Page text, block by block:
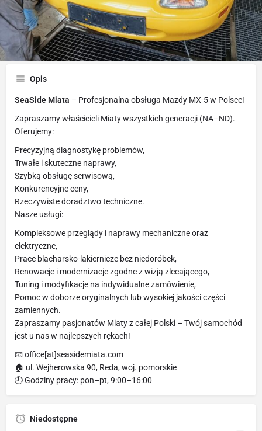
Profil Opinie 1
Zadzwoń Strona Internetowa Obserwuj
Opis
SeaSide Miata – Profesjonalna obsługa Mazdy MX-5 w Polsce!
Zapraszamy właścicieli Miaty wszystkich generacji (NA–ND).
Oferujemy:
Precyzyjną diagnostykę problemów,
Trwałe i skuteczne naprawy,
Szybką obsługę serwisową,
Konkurencyjne ceny,
Rzeczywiste doradztwo techniczne.
Nasze usługi:
Kompleksowe przeglądy i naprawy mechaniczne oraz
elektryczne,
Prace blacharsko-lakiernicze bez niedoróbek,
Renowacje i modernizacje zgodne z wizją zlecającego,
Tuning i modyfikacje na indywidualne zamówienie,
Pomoc w doborze oryginalnych lub wysokiej jakości części
zamiennych.
Zapraszamy pasjonatów Miaty z całej Polski – Twój samochód
jest u nas w najlepszych rękach!
📧 office[at]seasidemiata.com
🏠 ul. Wejherowska 90, Reda, woj. pomorskie
🕘 Godziny pracy: pon–pt, 9:00–16:00
Niedostępne